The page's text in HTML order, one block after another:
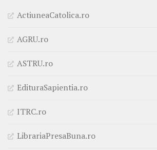
ActiuneaCatolica.ro
AGRU.ro
ASTRU.ro
EdituraSapientia.ro
ITRC.ro
LibrariaPresaBuna.ro